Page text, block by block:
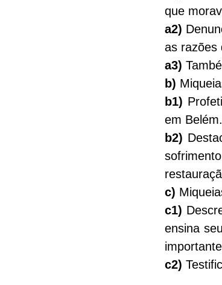
que
a2)
as razões
a3)
b)
b1)
em Belém.
b2)
c)
c1)
ensina
c2)